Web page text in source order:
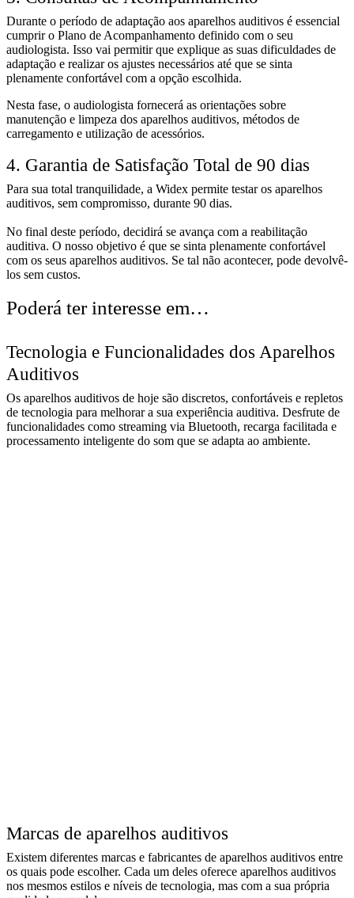
Durante o período de adaptação aos aparelhos auditivos é essencial
cumprir o Plano de Acompanhamento definido com o seu
audiologista. Isso vai permitir que explique as suas dificuldades de
adaptação e realizar os ajustes necessários até que se sinta
plenamente confortável com a opção escolhida.
Nesta fase, o audiologista fornecerá as orientações sobre
manutenção e limpeza dos aparelhos auditivos, métodos de
carregamento e utilização de acessórios.
4. Garantia de Satisfação Total de 90 dias
Para sua total tranquilidade, a Widex permite testar os aparelhos
auditivos, sem compromisso, durante 90 dias.
No final deste período, decidirá se avança com a reabilitação
auditiva. O nosso objetivo é que se sinta plenamente confortável
com os seus aparelhos auditivos. Se tal não acontecer, pode devolvê-
los sem custos.
Poderá ter interesse em…
Tecnologia e Funcionalidades dos Aparelhos
Auditivos
Os aparelhos auditivos de hoje são discretos, confortáveis e repletos
de tecnologia para melhorar a sua experiência auditiva. Desfrute de
funcionalidades como streaming via Bluetooth, recarga facilitada e
processamento inteligente do som que se adapta ao ambiente.
Marcas de aparelhos auditivos
Existem diferentes marcas e fabricantes de aparelhos auditivos entre
os quais pode escolher. Cada um deles oferece aparelhos auditivos
nos mesmos estilos e níveis de tecnologia, mas com a sua própria